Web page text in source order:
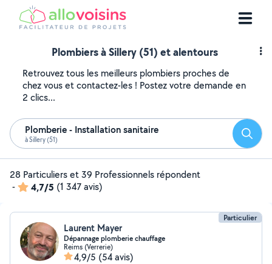
Plombiers à Sillery (51) et alentours
Retrouvez tous les meilleurs plombiers proches de
chez vous et contactez-les ! Postez votre demande en
2 clics...
Plomberie - Installation sanitaire
à Sillery (51)
28 Particuliers et 39 Professionnels répondent
-
4,7/5 (1 347 avis)
Particulier
Laurent Mayer
Dépannage plomberie chauffage
Reims (Verrerie)
4,9/5 (54 avis)